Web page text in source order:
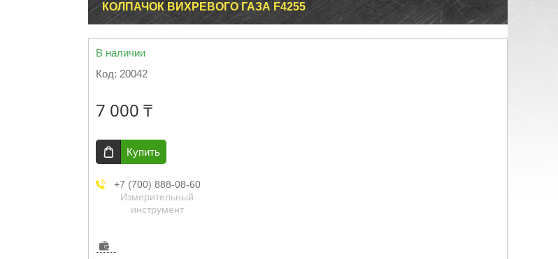
КОЛПАЧОК ВИХРЕВОГО ГАЗА F4255
В наличии
Код: 20042
7 000 ₸
Купить
+7 (700) 888-08-60
Измерительный
инструмент